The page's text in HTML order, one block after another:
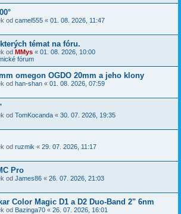
od camel555 « 01. 08. 2026, 11:47
témat na fóru.
od MMys « 01. 08. 2026, 10:00
fórum
omegon OGDO 20mm a jeho klony
od han-shan « 01. 08. 2026, 07:59
od TomKocanda « 30. 07. 2026, 19:35
od ruzmik « 29. 07. 2026, 11:17
Pro
od James86 « 26. 07. 2026, 21:03
Color Magic D1 a D2 Duo-Band 2" 6nm
od Bazinga70 « 26. 07. 2026, 16:01